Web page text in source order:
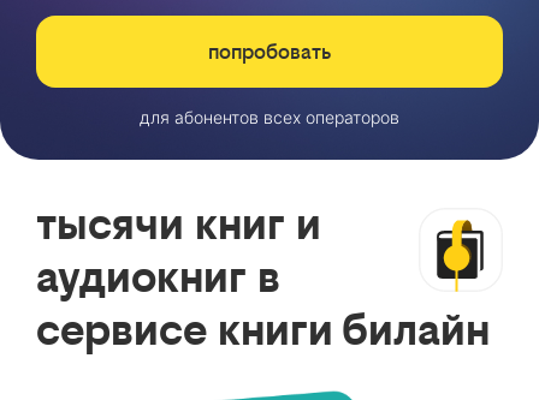
попробовать
для абонентов всех операторов
тысячи книг и
аудиокниг в
сервисе книги билайн